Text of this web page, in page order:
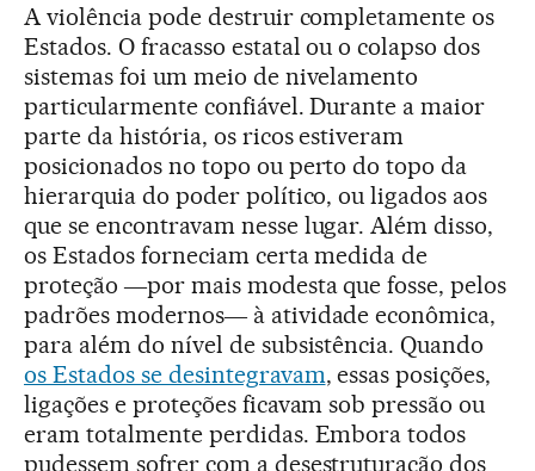
A violência pode destruir completamente os
Estados. O fracasso estatal ou o colapso dos
sistemas foi um meio de nivelamento
particularmente confiável. Durante a maior
parte da história, os ricos estiveram
posicionados no topo ou perto do topo da
hierarquia do poder político, ou ligados aos
que se encontravam nesse lugar. Além disso,
os Estados forneciam certa medida de
proteção ―por mais modesta que fosse, pelos
padrões modernos― à atividade econômica,
para além do nível de subsistência. Quando
os Estados se desintegravam, essas posições,
ligações e proteções ficavam sob pressão ou
eram totalmente perdidas. Embora todos
pudessem sofrer com a desestruturação dos